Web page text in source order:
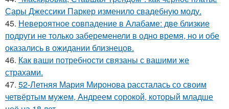
Сары Джессики Паркер изменило свадебную моду.
45. Невероятное совпадение в Алабаме: две близкие
подруги не только забеременели в одно время, но и обе
оказались в ожидании близнецов.
46. Как ваши потребности связаны с вашими же
страхами.
47. 52-Летняя Мария Миронова рассталась со своим
четвёртым мужем, Андреем сорокой, который младше